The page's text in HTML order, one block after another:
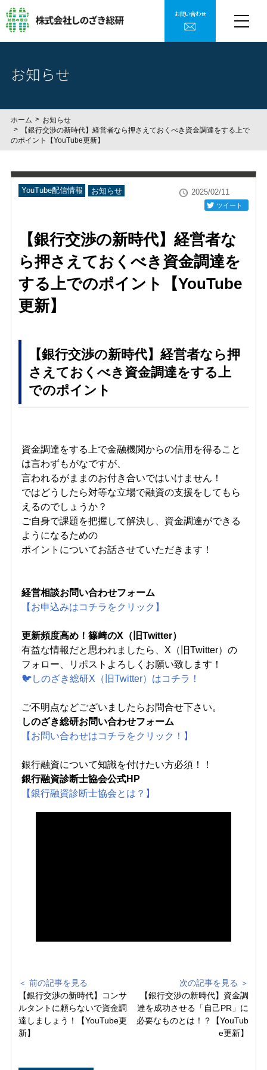
お問い合わせ
お知らせ
ホーム
お知らせ
【銀行交渉の新時代】経営者なら押さえておくべき資金調達をする上で
のポイント【YouTube更新】
YouTube配信情報 お知らせ 2025/02/11
ツイート
【銀行交渉の新時代】経営者な
ら押さえておくべき資金調達を
する上でのポイント【YouTube
更新】
【銀行交渉の新時代】経営者なら押
さえておくべき資金調達をする上
でのポイント
資金調達をする上で金融機関からの信用を得ること
は言わずもがなですが、
言われるがままのお付き合いではいけません！
ではどうしたら対等な立場で融資の支援をしてもら
えるのでしょうか？
ご自身で課題を把握して解決し、資金調達ができる
ようになるための
ポイントについてお話させていただきます！
経営相談お問い合わせフォーム
【お申込みはコチラをクリック】
更新頻度高め！篠﨑のX（旧Twitter）
有益な情報だと思われましたら、X（旧Twitter）の
フォロー、リポストよろしくお願い致します！
🐦しのざき総研X（旧Twitter）はコチラ！
ご不明点などございましたらお問合せ下さい。
しのざき総研お問い合わせフォーム
【お問い合わせはコチラをクリック！】
銀行融資について知識を付けたい方必須！！
銀行融資診断士協会公式HP
【銀行融資診断士協会とは？】
＜ 前の記事を見る
【銀行交渉の新時代】コンサ
ルタントに頼らないで資金調
達しましょう！【YouTube更
新】
次の記事を見る ＞
【銀行交渉の新時代】資金調
達を成功させる「自己PR」に
必要なものとは！？【YouTub
e更新】